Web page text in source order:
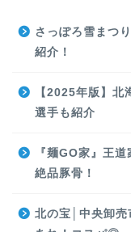
さっぽろ雪まつ
紹介！
【2025年版】北
選手も紹介
『麺GO家』王
絶品豚骨！
北の宝│中央卸